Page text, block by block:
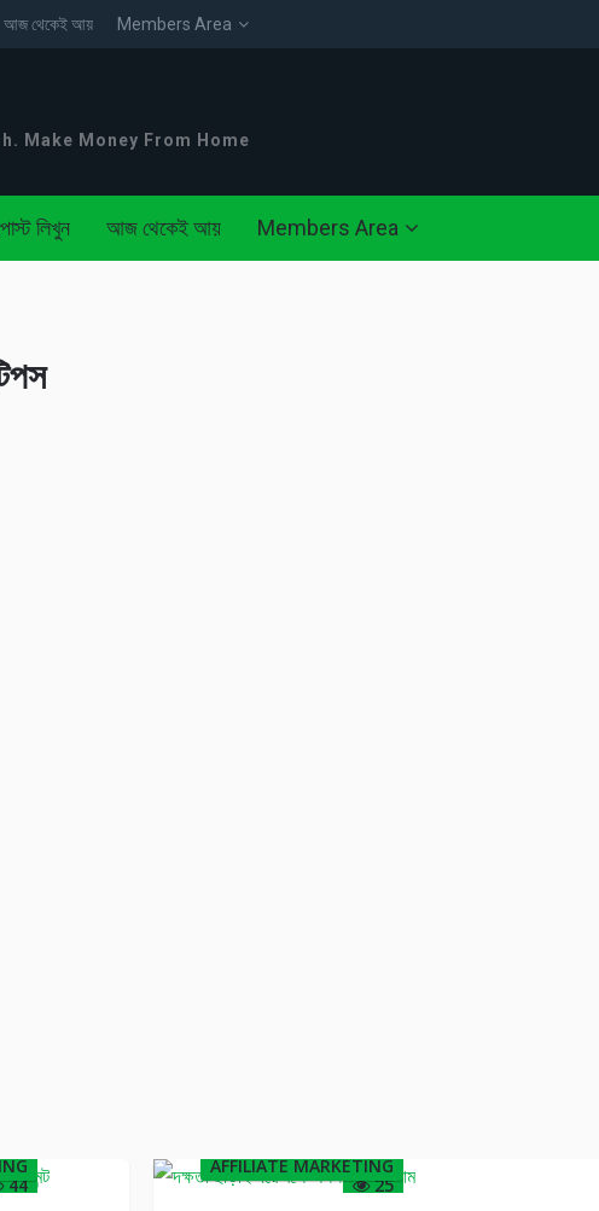
আজ থেকেই আয় Members Area
Make Money From Home
লিখুন আজ থেকেই আয় Members Area
44 25
AFFILIATE MARKETING